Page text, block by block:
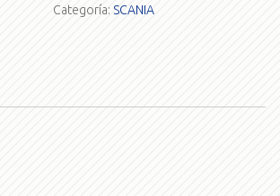
Categoría: SCANIA